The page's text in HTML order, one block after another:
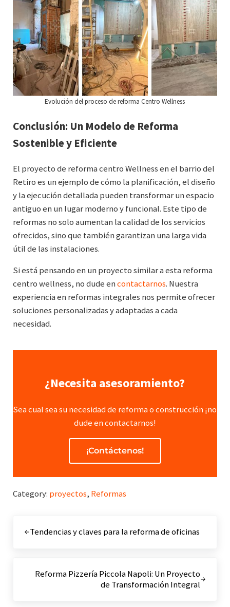
Evolución del proceso de reforma Centro Wellness
Conclusión: Un Modelo de Reforma
Sostenible y Eficiente
El proyecto de reforma centro Wellness en el barrio del
Retiro es un ejemplo de cómo la planificación, el diseño
y la ejecución detallada pueden transformar un espacio
antiguo en un lugar moderno y funcional. Este tipo de
reformas no solo aumentan la calidad de los servicios
ofrecidos, sino que también garantizan una larga vida
útil de las instalaciones.
Si está pensando en un proyecto similar a esta reforma
centro wellness, no dude encontactarnos. Nuestra
experiencia en reformas integrales nos permite ofrecer
soluciones personalizadas y adaptadas a cada
necesidad.
¿Necesita asesoramiento?
Sea cual sea su necesidad de reforma o construcción ¡no
dude en contactarnos!
¡Contáctenos!
Category: proyectos, Reformas
Tendencias y claves para la reforma de oficinas
Reforma Pizzería Piccola Napoli: Un Proyecto
de Transformación Integral